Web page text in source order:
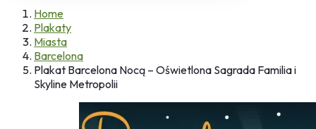
Home
Plakaty
Miasta
Barcelona
Plakat Barcelona Nocą – Oświetlona Sagrada Familia i
Skyline Metropolii